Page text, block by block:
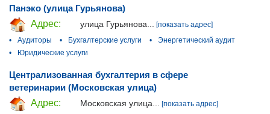
Панэко (улица Гурьянова)
Адрес:
улица Гурьянова...
[показать адрес]
•
Аудиторы • Бухгалтерские услуги •
Энергетический аудит
•
Юридические услуги
Централизованная бухгалтерия в сфере
ветеринарии (Московская улица)
Адрес:
Московская улица...
[показать адрес]